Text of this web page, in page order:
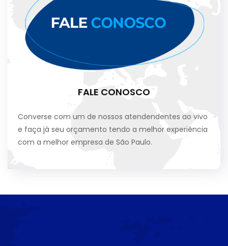
FALE CONOSCO
Converse com um de nossos atendendentes ao vivo
e faça já seu orçamento tendo a melhor experiência
com a melhor empresa de São Paulo.